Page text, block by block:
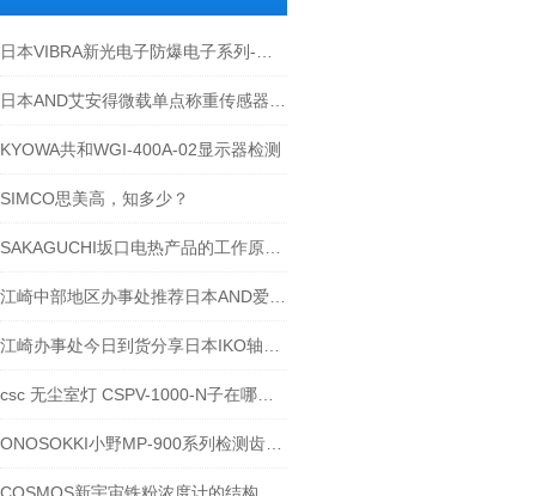
KYOWA共和WGI-400A-02显示器检测
SIMCO思美高，知多少？